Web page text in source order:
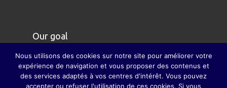
Our goal
Our goal is to restore the true meaning of the
family and to compensate, as far as possible, for
Nous utilisons des cookies sur notre site pour améliorer votre
expérience de navigation et vous proposer des contenus et
des services adaptés à vos centres d'intérêt. Vous pouvez
accepter ou refuser l'utilisation de ces cookies. Si vous